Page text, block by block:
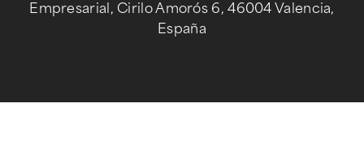
Empresarial, Cirilo Amorós 6, 46004 Valencia,
España